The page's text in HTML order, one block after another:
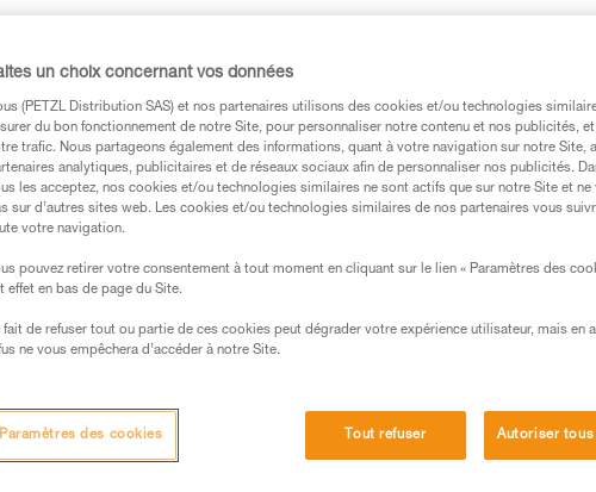
des produits utilisés dans ce conseil avant de le
informations de la notice technique pour pouvoir
une formation et un entraînement spécifique. Validez avec
la manipulation, seul, en toute sécurité, avant de la
liées à votre activité. Il peut en exister d’autres que
un choix concernant vos données
(PETZL Distribution SAS) et nos partenaires utilisons des cookies et/ou technologies
du bon fonctionnement de notre Site, pour personnaliser notre contenu et nos publicités,
trafic. Nous partageons également des informations, quant à votre navigation sur notre Site,
analytiques, publicitaires et de réseaux sociaux afin de personnaliser nos publicités.
les acceptez, nos cookies et/ou technologies similaires ne sont actifs que sur notre Site et ne
sur d’autres sites web. Les cookies et/ou technologies similaires de nos partenaires vous
votre navigation.
pouvez retirer votre consentement à tout moment en cliquant sur le lien « Paramètres des
effet en bas de page du Site.
fait de refuser tout ou partie de ces cookies peut dégrader votre expérience utilisateur, mais en
ne vous empêchera d’accéder à notre Site.
Tout refuser Autoriser
Paramètres des cookies